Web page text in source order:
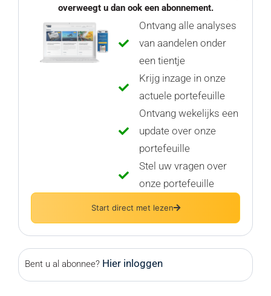
overweegt u dan ook een abonnement.
Ontvang alle analyses
van aandelen onder
een tientje
Krijg inzage in onze
actuele portefeuille
Ontvang wekelijks een
update over onze
portefeuille
Stel uw vragen over
onze portefeuille
Start direct met lezen
Bent u al abonnee? Hier inloggen